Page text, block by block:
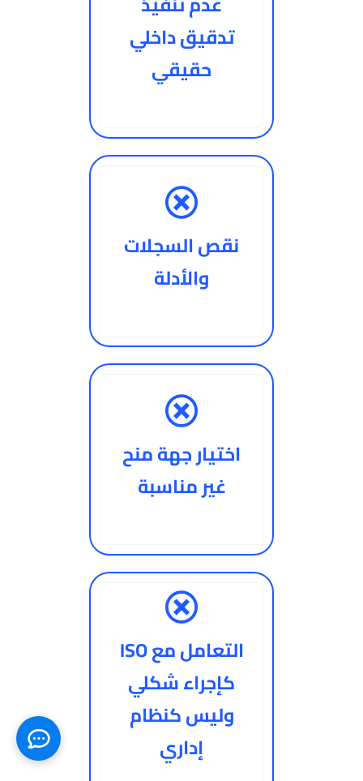
تدقيق داخلي
حقيقي
نقص السجلات
والأدلة
اختيار جهة منح
غير مناسبة
التعامل مع ISO
كإجراء شكلي
وليس كنظام
إداري